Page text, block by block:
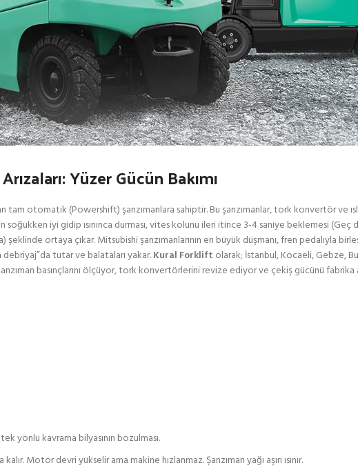
Yüzer Gücün Bakımı
otomatik (Powershift) şanzımanlara sahiptir. Bu şanzımanlar, tork konvertör ve
soğukken iyi gidip ısınınca durması, vites kolunu ileri itince 3-4 saniye beklemesi (Geç
ortaya çıkar. Mitsubishi şanzımanlarının en büyük düşmanı, fren pedalıyla
debriyaj”da tutar ve balataları yakar.Kural Forklift olarak; İstanbul, Kocaeli, Gebze,
basınçlarını ölçüyor, tork konvertörlerini revize ediyor ve çekiş gücünü fabrika
yönlü kavrama bilyasının bozulması.
Motor devri yükselir ama makine hızlanmaz. Şanzıman yağı aşırı ısınır.